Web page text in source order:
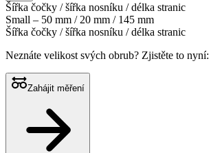
Šířka čočky / šířka nosníku / délka stranic
Small – 50 mm / 20 mm / 145 mm
Šířka čočky / šířka nosníku / délka stranic
Neznáte velikost svých obrub? Zjistěte to nyní:
Zahájit měření